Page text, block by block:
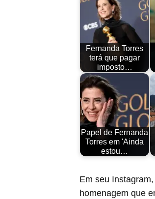
Fernanda Torres
terá que pagar
imposto…
Papel de Fernanda
Torres em 'Ainda
estou…
Em seu
homenagem que